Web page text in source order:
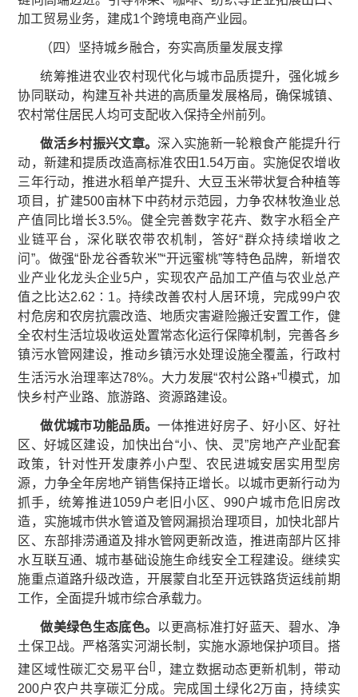
加工贸易业务，建成1个跨境电商产业园。
（四）坚持城乡融合，夯实高质量发展支撑
统筹推进农业农村现代化与城市品质提升，强化城乡
协同联动，构建互补共进的高质量发展格局，确保城镇、
农村常住居民人均可支配收入保持全州前列。
做活乡村振兴文章。深入实施新一轮粮食产能提升行
动，新建和提质改造高标准农田1.54万亩。实施促农增收
三年行动，推进水稻单产提升、大豆玉米带状复合种植等
项目，扩建500亩林下中药材示范园，力争农林牧渔业总
产值同比增长3.5%。健全完善数字花卉、数字水稻全产
业链平台，深化联农带农机制，答好“群众持续增收之
问”。做强“卧龙谷香软米”“开远蜜桃”等特色品牌，新增农
业产业化龙头企业5户，实现农产品加工产值与农业总产
值之比达2.62∶1。持续改善农村人居环境，完成99户农
村危房和农房抗震改造、地质灾害避险搬迁安置工作，健
全农村生活垃圾收运处置常态化运行保障机制，完善各乡
镇污水管网建设，推动乡镇污水处理设施全覆盖，行政村
生活污水治理率达78%。大力发展“农村公路+”[]模式，加
快乡村产业路、旅游路、资源路建设。
做优城市功能品质。一体推进好房子、好小区、好社
区、好城区建设，加快出台“小、快、灵”房地产产业配套
政策，针对性开发康养小户型、农民进城安居实用型房
源，力争全年房地产销售保持正增长。以城市更新行动为
抓手，统筹推进1059户老旧小区、990户城市危旧房改
造，实施城市供水管道及管网漏损治理项目，加快北部片
区、东部排涝通道及排水管网更新改造，推进南部片区排
水互联互通、城市基础设施生命线安全工程建设。继续实
施重点道路升级改造，开展蒙自北至开远铁路货运线前期
工作，全面提升城市综合承载力。
做美绿色生态底色。 以更高标准打好蓝天、碧水、净
土保卫战。严格落实河湖长制，实施水源地保护项目。搭
建区域性碳汇交易平台 [] ，建立数据动态更新机制，带动
200户农户共享碳汇分成。完成国土绿化2万亩，持续实